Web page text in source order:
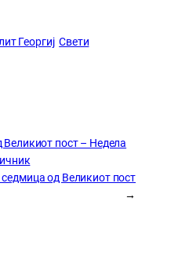
Георгиј Свети
Великиот пост – Недела
од Великиот пост
→